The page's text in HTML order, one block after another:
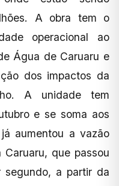
A obra tem o
operacional ao
Água de Caruaru e
dos impactos da
A unidade tem
e se soma aos
aumentou a vazão
que passou
a partir da